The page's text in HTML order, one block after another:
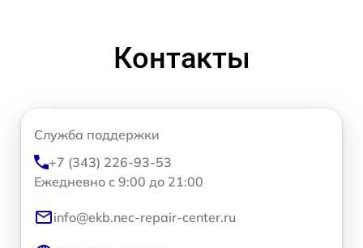
Контакты
Служба поддержки
+7 (343) 226-93-53
Ежедневно с 9:00 до 21:00
info@ekb.nec-repair-center.ru